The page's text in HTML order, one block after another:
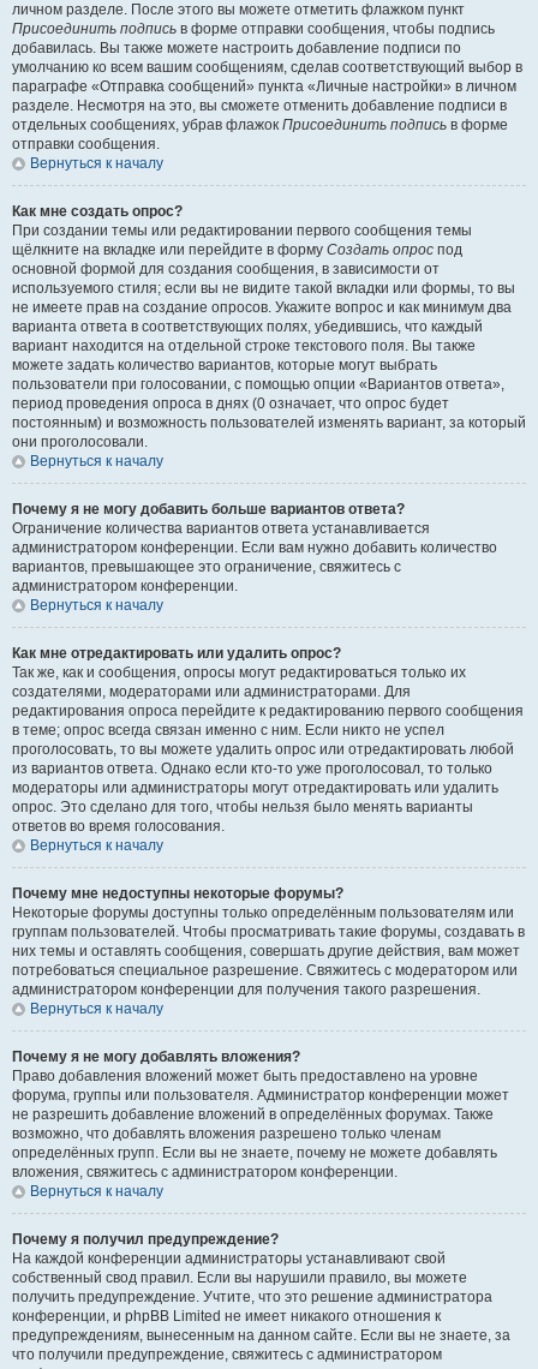
личном разделе. После этого вы можете отметить флажком пункт
Присоединить подпись в форме отправки сообщения, чтобы подпись
добавилась. Вы также можете настроить добавление подписи по
умолчанию ко всем вашим сообщениям, сделав соответствующий выбор в
параграфе «Отправка сообщений» пункта «Личные настройки» в личном
разделе. Несмотря на это, вы сможете отменить добавление подписи в
отдельных сообщениях, убрав флажок Присоединить подпись в форме
отправки сообщения.
Вернуться к началу
Как мне создать опрос?
При создании темы или редактировании первого сообщения темы
щёлкните на вкладке или перейдите в форму Создать опрос под
основной формой для создания сообщения, в зависимости от
используемого стиля; если вы не видите такой вкладки или формы, то вы
не имеете прав на создание опросов. Укажите вопрос и как минимум два
варианта ответа в соответствующих полях, убедившись, что каждый
вариант находится на отдельной строке текстового поля. Вы также
можете задать количество вариантов, которые могут выбрать
пользователи при голосовании, с помощью опции «Вариантов ответа»,
период проведения опроса в днях (0 означает, что опрос будет
постоянным) и возможность пользователей изменять вариант, за который
они проголосовали.
Вернуться к началу
Почему я не могу добавить больше вариантов ответа?
Ограничение количества вариантов ответа устанавливается
администратором конференции. Если вам нужно добавить количество
вариантов, превышающее это ограничение, свяжитесь с
администратором конференции.
Вернуться к началу
Как мне отредактировать или удалить опрос?
Так же, как и сообщения, опросы могут редактироваться только их
создателями, модераторами или администраторами. Для
редактирования опроса перейдите к редактированию первого сообщения
в теме; опрос всегда связан именно с ним. Если никто не успел
проголосовать, то вы можете удалить опрос или отредактировать любой
из вариантов ответа. Однако если кто-то уже проголосовал, то только
модераторы или администраторы могут отредактировать или удалить
опрос. Это сделано для того, чтобы нельзя было менять варианты
ответов во время голосования.
Вернуться к началу
Почему мне недоступны некоторые форумы?
Некоторые форумы доступны только определённым пользователям или
группам пользователей. Чтобы просматривать такие форумы, создавать в
них темы и оставлять сообщения, совершать другие действия, вам может
потребоваться специальное разрешение. Свяжитесь с модератором или
администратором конференции для получения такого разрешения.
Вернуться к началу
Почему я не могу добавлять вложения?
Право добавления вложений может быть предоставлено на уровне
форума, группы или пользователя. Администратор конференции может
не разрешить добавление вложений в определённых форумах. Также
возможно, что добавлять вложения разрешено только членам
определённых групп. Если вы не знаете, почему не можете добавлять
вложения, свяжитесь с администратором конференции.
Вернуться к началу
Почему я получил предупреждение?
На каждой конференции администраторы устанавливают свой
собственный свод правил. Если вы нарушили правило, вы можете
получить предупреждение. Учтите, что это решение администратора
конференции, и phpBB Limited не имеет никакого отношения к
предупреждениям, вынесенным на данном сайте. Если вы не знаете, за
что получили предупреждение, свяжитесь с администратором